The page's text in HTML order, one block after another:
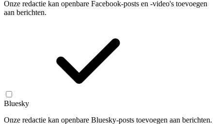
Onze redactie kan openbare Facebook-posts en -video's toevoegen
aan berichten.
Bluesky
Onze redactie kan openbare Bluesky-posts toevoegen aan berichten.